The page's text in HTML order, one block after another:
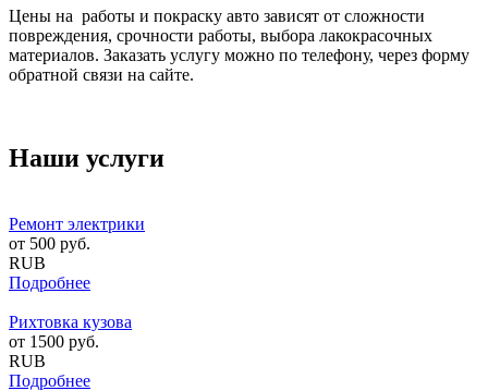
Цены на работы и покраску авто зависят от сложности
повреждения, срочности работы, выбора лакокрасочных
материалов. Заказать услугу можно по телефону, через форму
обратной связи на сайте.
Наши услуги
Ремонт электрики
от 500 руб.
RUB
Подробнее
Рихтовка кузова
от 1500 руб.
RUB
Подробнее